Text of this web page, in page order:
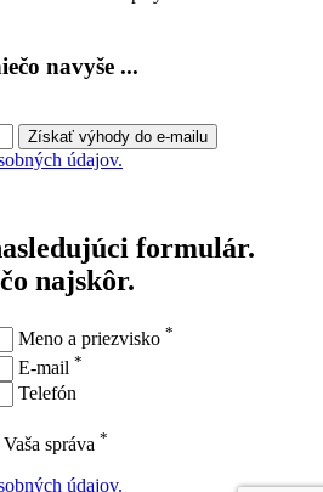
navyše ...
údajov.
formulár.
najskôr.
Meno a priezvisko *
E-mail *
Telefón
Vaša správa *
údajov.